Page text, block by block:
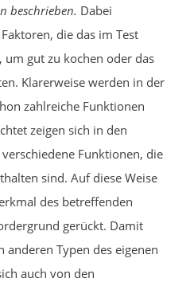
beschrieben. Dabei
die das im Test
gut zu kochen oder das
Klarerweise werden in der
zahlreiche Funktionen
zeigen sich in den
Funktionen, die
sind. Auf diese Weise
des betreffenden
gerückt. Damit
Typen des eigenen
auch von den